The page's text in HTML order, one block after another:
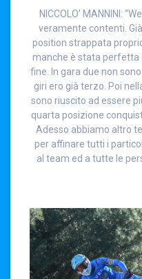
NICCOLO’ MANNINI:
veramente contenti.
position strappata
manche è stata perfetta
fine. In gara due non
giri ero già terzo. Poi
sono riuscito ad essere
quarta posizione
Adesso abbiamo altro
per affinare tutti i
al team ed a tutte le